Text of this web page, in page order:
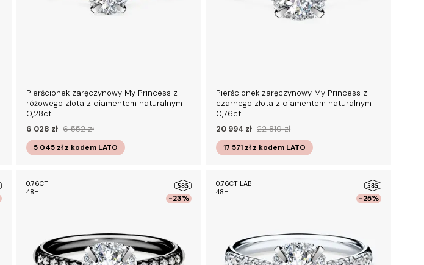
Pierścionek zaręczynowy My Princess z
różowego złota z diamentem naturalnym
0,28ct
6 028 zł 6 552 zł
5 045 zł z kodem LATO
Pierścionek zaręczynowy My Princess z
czarnego złota z diamentem naturalnym
0,76ct
20 994 zł 22 819 zł
17 571 zł z kodem LATO
-23%
0,76CT
48H
-25%
0,76CT LAB
48H